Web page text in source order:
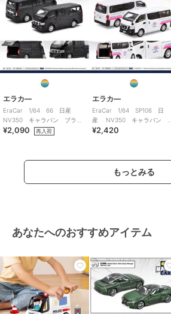
エラカ―
EraCar 1/64 66 日産
NV350 キャラバン ブラッ
ク
¥2,090 再入荷
エラカ―
EraCar 1/64 SP106 日
産 NV350 キャラバン ホ
ワイト急便 ホワイト
¥2,420
もっとみる
あなたへのおすすめアイテム